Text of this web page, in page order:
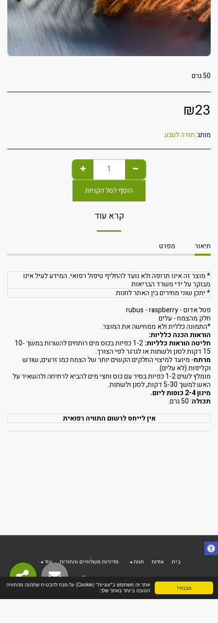
הבנתי!
אתר זה משתמש ב"עוגיות" (Cookie) על-מנת להבטיח שתהנה מהחוויה
הטובה ביותר באתר שלך.
50 גרם
₪23
מותג:חזרה לטבע
הוסף לסל הקניות
קרא עוד
תיאור מפרט
* מוצר זה אינו תרופה ולא נועד להחליף טיפול רפואי. המידע לעיל אינו
מבוקר על ידי משרד הבריאות
* יתכן שוני מחירים בין האתר לחנות
פטל אדום - rubus - raspberry
חלק מהצמח - עלים
*התמונה כללית ולא ממחישה את המוצר.
הוראות הכנה כלליות:
חליטה הוראות כלליות:
1-2 כפיות בכוס מים רותחים להשרות במשך 10-
15 דקות לסנן ולשתות או לגרגר לפי הצורך.
מרתח- מיועד למיצוי החלקים הקשים יותר של הצמח כמו זרעים, שורש
וקליפות (לא עלים).
מומלץ לשים 1-2 כפיות בסיר עם כוס וחצי מים להביא לרתיחה ולהשאיר על
האש למשך 5-30 דקות, לסנן ולשתות.
מינון 2-4 כוסות ליום.
תכולה: 50 גרם.
אין לייחס לרשום התוויה רפואית
זכויות יוצרים © 2026 כל הזכויות שמורות
מדיניות משלוחים והחזרות
בית אודות חנות מדיניות משלוחים והחזרות עוד